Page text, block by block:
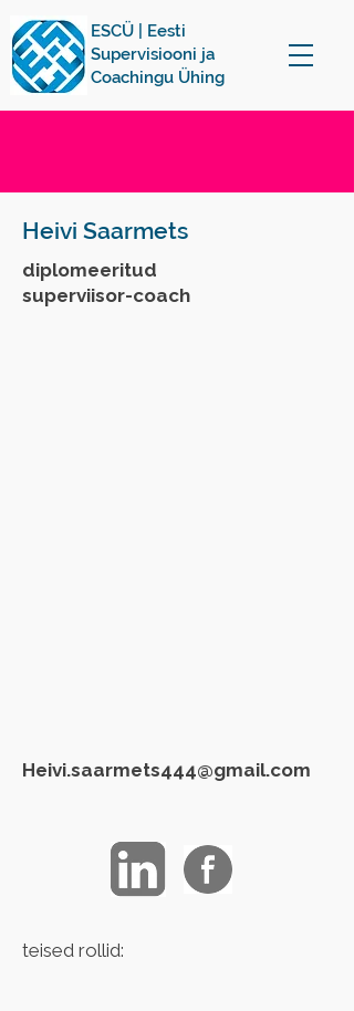
ESCÜ | Eesti
Supervisiooni ja
Coachingu Ühing
Heivi Saarmets
diplomeeritud
superviisor-coach
Heivi.saarmets444@gmail.com
teised rollid: